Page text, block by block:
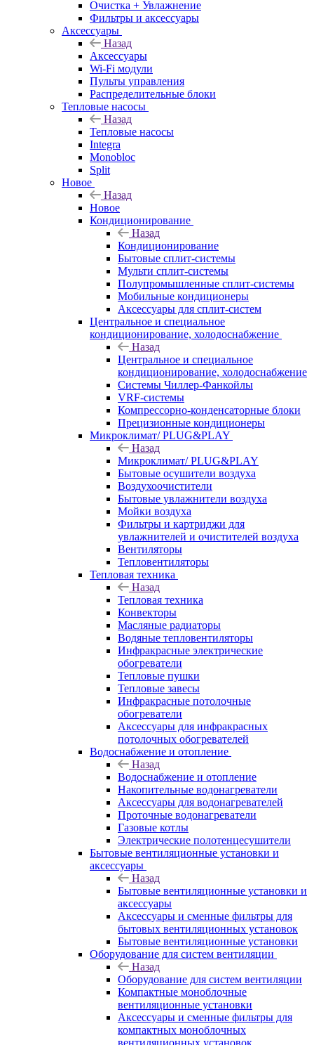
Очистка + Увлажнение
Фильтры и аксессуары
Аксессуары
Назад
Аксессуары
Wi-Fi модули
Пульты управления
Распределительные блоки
Тепловые насосы
Назад
Тепловые насосы
Integra
Monobloc
Split
Новое
Назад
Новое
Кондиционирование
Назад
Кондиционирование
Бытовые сплит-системы
Мульти сплит-системы
Полупромышленные сплит-системы
Мобильные кондиционеры
Аксессуары для сплит-систем
Центральное и специальное
кондиционирование, холодоснабжение
Назад
Центральное и специальное
кондиционирование, холодоснабжение
Системы Чиллер-Фанкойлы
VRF-системы
Компрессорно-конденсаторные блоки
Прецизионные кондиционеры
Микроклимат/ PLUG&PLAY
Назад
Микроклимат/ PLUG&PLAY
Бытовые осушители воздуха
Воздухоочистители
Бытовые увлажнители воздуха
Мойки воздуха
Фильтры и картриджи для
увлажнителей и очистителей воздуха
Вентиляторы
Тепловентиляторы
Тепловая техника
Назад
Тепловая техника
Конвекторы
Масляные радиаторы
Водяные тепловентиляторы
Инфракрасные электрические
обогреватели
Тепловые пушки
Тепловые завесы
Инфракрасные потолочные
обогреватели
Аксессуары для инфракрасных
потолочных обогревателей
Водоснабжение и отопление
Назад
Водоснабжение и отопление
Накопительные водонагреватели
Аксессуары для водонагревателей
Проточные водонагреватели
Газовые котлы
Электрические полотенцесушители
Бытовые вентиляционные установки и
аксессуары
Назад
Бытовые вентиляционные установки и
аксессуары
Аксессуары и сменные фильтры для
бытовых вентиляционных установок
Бытовые вентиляционные установки
Оборудование для систем вентиляции
Назад
Оборудование для систем вентиляции
Компактные моноблочные
вентиляционные установки
Аксессуары и сменные фильтры для
компактных моноблочных
вентиляционных установок